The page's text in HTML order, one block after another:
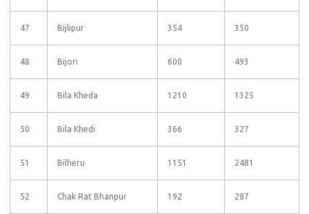
47 Bijlipur 354 350
48 Bijori 600 493
49 Bila Kheda 1210 1325
50 Bila Khedi 366 327
51 Bilheru 1151 2481
52 Chak Rat Bhanpur 192 287